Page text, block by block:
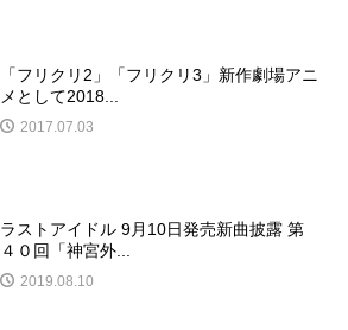
「フリクリ2」「フリクリ3」新作劇場アニ
メとして2018...
2017.07.03
ラストアイドル 9月10日発売新曲披露 第
４０回「神宮外...
2019.08.10